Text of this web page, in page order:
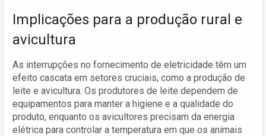
Implicações para a produção rural e
avicultura
As interrupções no fornecimento de eletricidade têm um
efeito cascata em setores cruciais, como a produção de
leite e avicultura. Os produtores de leite dependem de
equipamentos para manter a higiene e a qualidade do
produto, enquanto os avicultores precisam da energia
elétrica para controlar a temperatura em que os animais